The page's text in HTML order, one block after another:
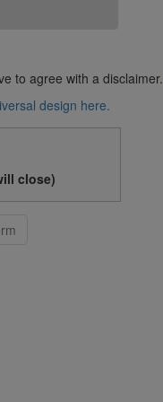
to agree with a disclaimer.
design here.
close)